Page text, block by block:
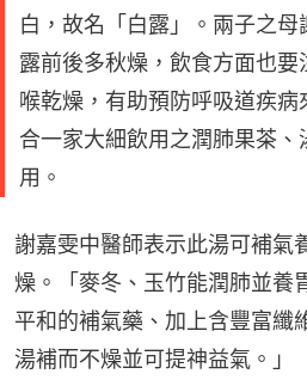
白，故名「白露」。兩子之
露前後多秋燥，飲食方面也要
喉乾燥，有助預防呼吸道疾
合一家大細飲用之潤肺果茶
用。
謝嘉雯中醫師表示此湯可補氣
燥。「麥冬、玉竹能潤肺並養
平和的補氣藥、加上含豐富纖
湯補而不燥並可提神益氣。」